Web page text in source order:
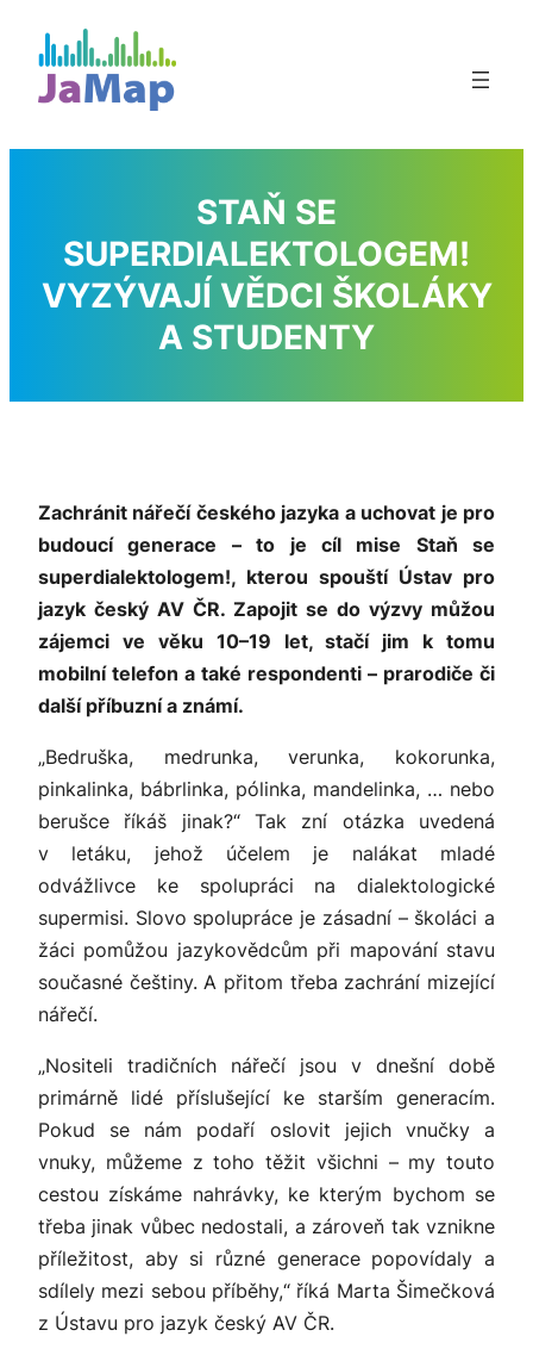
Přeskočit
obsah
STAŇ SE
SUPERDIALEKTOLOGEM!
VYZÝVAJÍ VĚDCI ŠKOLÁKY
A STUDENTY
Zachránit nářečí českého jazyka a uchovat je pro
budoucí generace – to je cíl mise Staň se
superdialektologem!, kterou spouští Ústav pro
jazyk český AV ČR. Zapojit se do výzvy můžou
zájemci ve věku 10–19 let, stačí jim k tomu
mobilní telefon a také respondenti – prarodiče či
další příbuzní a známí.
„Bedruška, medrunka, verunka, kokorunka,
pinkalinka, bábrlinka, pólinka, mandelinka, … nebo
berušce říkáš jinak?“ Tak zní otázka uvedená
v letáku, jehož účelem je nalákat mladé
odvážlivce ke spolupráci na dialektologické
supermisi. Slovo spolupráce je zásadní – školáci a
žáci pomůžou jazykovědcům při mapování stavu
současné češtiny. A přitom třeba zachrání mizející
nářečí.
„Nositeli tradičních nářečí jsou v dnešní době
primárně lidé příslušející ke starším generacím.
Pokud se nám podaří oslovit jejich vnučky a
vnuky, můžeme z toho těžit všichni – my touto
cestou získáme nahrávky, ke kterým bychom se
třeba jinak vůbec nedostali, a zároveň tak vznikne
příležitost, aby si různé generace popovídaly a
sdílely mezi sebou příběhy,“ říká Marta Šimečková
z Ústavu pro jazyk český AV ČR.